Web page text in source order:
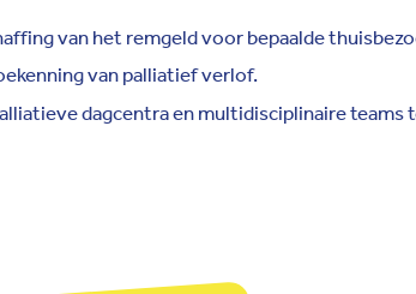
van het remgeld voor bepaalde
van palliatief verlof.
dagcentra en multidisciplinaire